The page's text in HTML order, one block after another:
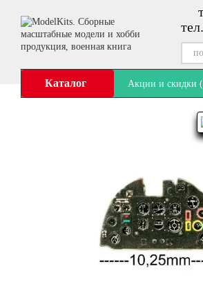
Каталог Акции и скидки